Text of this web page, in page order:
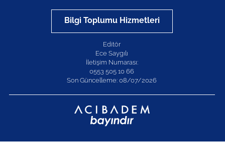
Bilgi Toplumu Hizmetleri
Editör
Ece Saygılı
İletişim Numarası:
0553 505 10 66
Son Güncelleme: 08/07/2026